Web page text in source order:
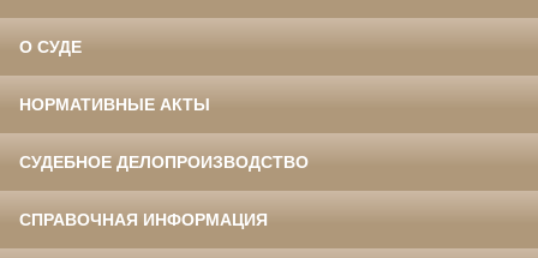
О СУДЕ
НОРМАТИВНЫЕ АКТЫ
СУДЕБНОЕ ДЕЛОПРОИЗВОДСТВО
СПРАВОЧНАЯ ИНФОРМАЦИЯ